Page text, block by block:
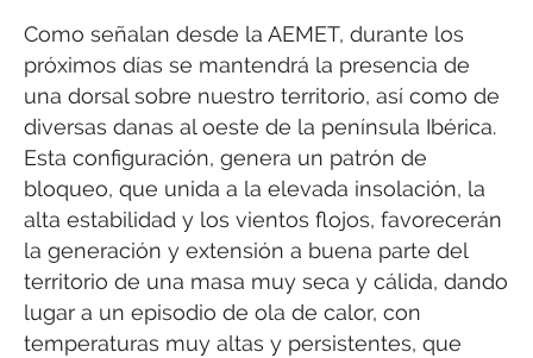
Como señalan desde la AEMET, durante los
próximos días se mantendrá la presencia de
una dorsal sobre nuestro territorio, así como de
diversas danas al oeste de la península Ibérica.
Esta configuración, genera un patrón de
bloqueo, que unida a la elevada insolación, la
alta estabilidad y los vientos flojos, favorecerán
la generación y extensión a buena parte del
territorio de una masa muy seca y cálida, dando
lugar a un episodio de ola de calor, con
temperaturas muy altas y persistentes, que